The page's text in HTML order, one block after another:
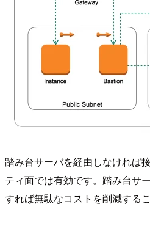
踏み台サーバを経由しなければ
ティ面では有効です。踏み台サ
すれば無駄なコストを削減する